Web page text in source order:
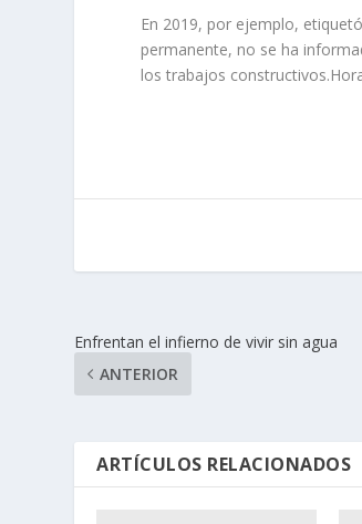
En 2019, por ejemplo,
permanente, no se ha
los trabajos
Enfrentan el infierno de vivir sin agua
ANTERIOR
ARTÍCULOS RELACIONADOS